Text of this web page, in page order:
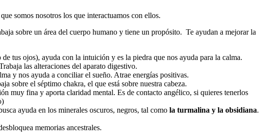
somos nosotros los que interactuamos con ellos.
sobre un área del cuerpo humano y tiene un propósito. Te ayudan a mejorar la
tus ojos), ayuda con la intuición y es la piedra que nos ayuda para la calma.
las alteraciones del aparato digestivo.
y nos ayuda a conciliar el sueño. Atrae energías positivas.
sobre el séptimo chakra, el que está sobre nuestra cabeza.
muy fina y aporta claridad mental. Es de contacto angélico, si quieres tenerlos
ayuda en los minerales oscuros, negros, tal como la turmalina y la obsidiana.
memorias ancestrales.